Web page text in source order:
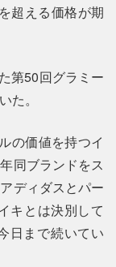
超える価格が期
第50回グラミー
た。
の価値を持つイ
同ブランドをス
ディダスとパー
キとは決別して
日まで続いてい